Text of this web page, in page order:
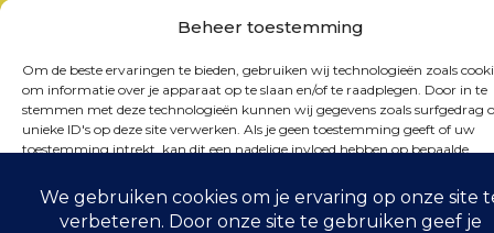
Beheer toestemming
Om de beste ervaringen te bieden, gebruiken wij technologieën zoals
om informatie over je apparaat op te slaan en/of te raadplegen. Door in te
stemmen met deze technologieën kunnen wij gegevens zoals surfgedrag
unieke ID's op deze site verwerken. Als je geen toestemming geeft of uw
toestemming intrekt, kan dit een nadelige invloed hebben op bepaalde